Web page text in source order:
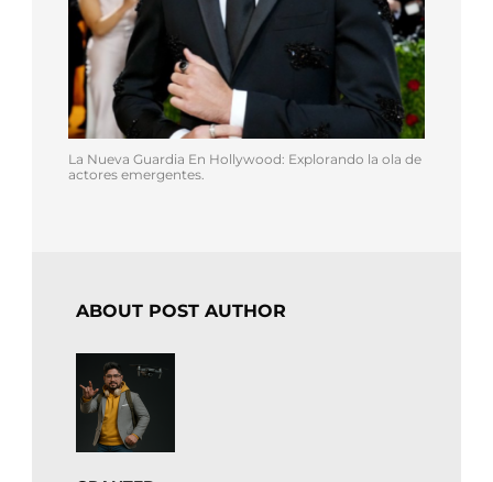
La Nueva Guardia En Hollywood: Explorando la ola de
actores emergentes.
ABOUT POST AUTHOR